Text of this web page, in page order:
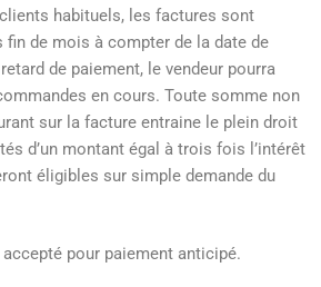
habituels, les factures sont
fin de mois à compter de la date de
de paiement, le vendeur pourra
en cours. Toute somme non
sur la facture entraine le plein droit
d’un montant égal à trois fois l’intérêt
éligibles sur simple demande du
pour paiement anticipé.